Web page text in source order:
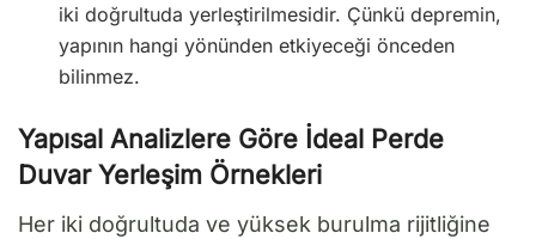
iki doğrultuda yerleştirilmesidir. Çünkü depremin,
yapının hangi yönünden etkiyeceği önceden
bilinmez.
Yapısal Analizlere Göre İdeal Perde
Duvar Yerleşim Örnekleri
Her iki doğrultuda ve yüksek burulma rijitliğine